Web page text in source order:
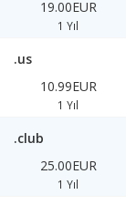
19.00EUR
1 Yıl
.us
10.99EUR
1 Yıl
.club
25.00EUR
1 Yıl